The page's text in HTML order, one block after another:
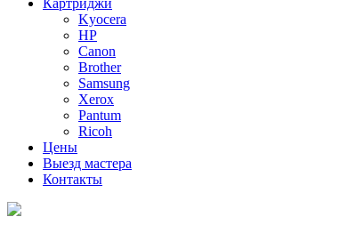
Картриджи
Kyocera
HP
Canon
Brother
Samsung
Xerox
Pantum
Ricoh
Цены
Выезд мастера
Контакты